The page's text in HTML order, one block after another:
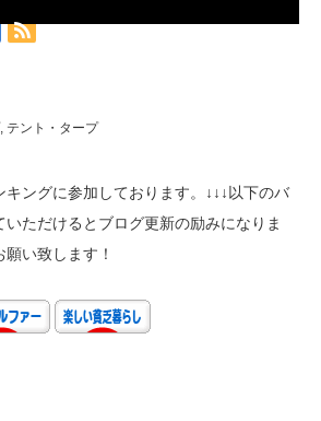
, テント・タープ
キングに参加しております。↓↓↓以下のバ
ただけるとブログ更新の励みになりま
い致します！